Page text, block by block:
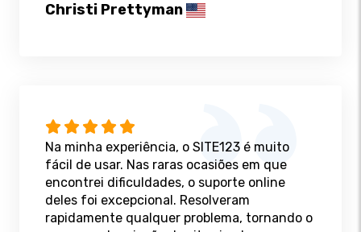
Christi Prettyman
Na minha experiência, o SITE123 é muito
fácil de usar. Nas raras ocasiões em que
encontrei dificuldades, o suporte online
deles foi excepcional. Resolveram
rapidamente qualquer problema, tornando o